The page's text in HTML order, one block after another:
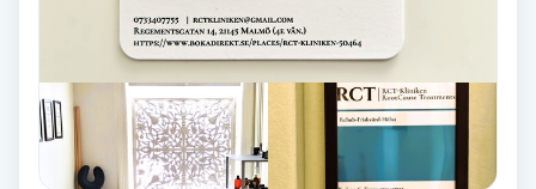
Enzympeeling
Extensions